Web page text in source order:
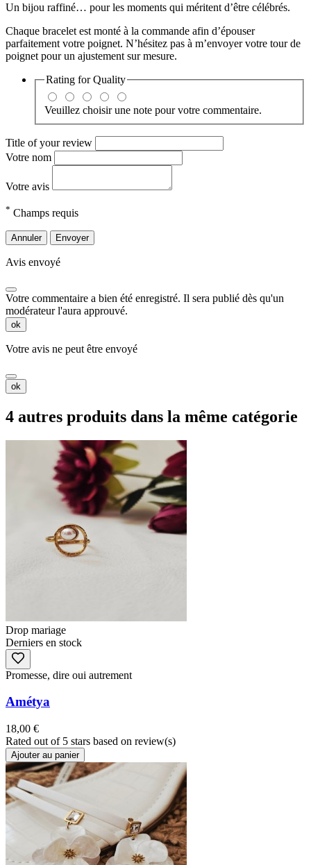
Un bijou raffiné… pour les moments qui méritent d’être célébrés.
Chaque bracelet est monté à la commande afin d’épouser
parfaitement votre poignet. N’hésitez pas à m’envoyer votre tour de
poignet pour un ajustement sur mesure.
Rating forQuality
Veuillez choisir une note pour votre commentaire.
Title of your review
Votre nom
Votre avis
* Champs requis
Annuler Envoyer
Avis envoyé
Votre commentaire a bien été enregistré. Il sera publié dès qu'un
modérateur l'aura approuvé.
ok
Votre avis ne peut être envoyé
ok
4 autres produits dans la même catégorie
Drop mariage
Derniers en stock
Promesse, dire oui autrement
Amétya
18,00 €
Rated out of 5 stars based on review(s)
Ajouter au panier